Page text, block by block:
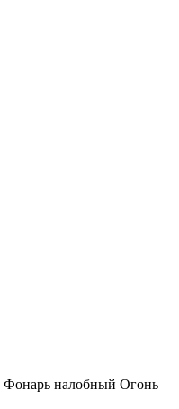
Фонарь налобный Огонь